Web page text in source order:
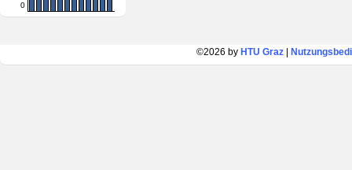
0
©2026 by HTU Graz|